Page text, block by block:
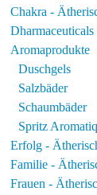
Chakra -
Aromaprodukte
Duschgels
Salzbäder
Schaumbäder
Spritz
Erfolg -
Familie -
Frauen -